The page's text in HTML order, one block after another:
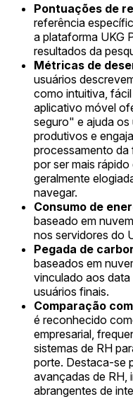
Pontuações de
referência
a plataforma UKG
resultados da
Métricas de
usuários
como intuitiva,
aplicativo móvel
seguro" e ajuda
produtivos e
processamento
por ser mais
geralmente
navegar.
Consumo de
baseado em
nos servidores do
Pegada de
baseados em
vinculado aos
usuários finais.
Comparação
é reconhecido
empresarial,
sistemas de RH
porte. Destaca-se
avançadas de RH,
abrangentes de